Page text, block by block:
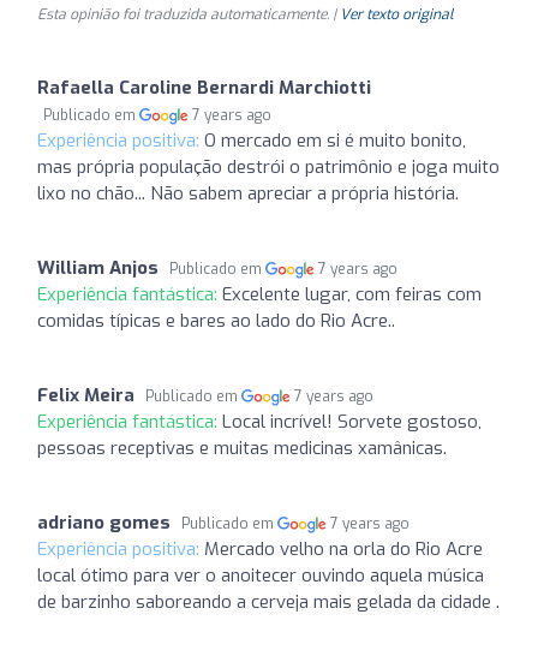
Esta opinião foi traduzida automaticamente. | Ver texto original
Rafaella Caroline Bernardi Marchiotti
Publicado em 7 years ago
Experiência positiva: O mercado em si é muito bonito,
mas própria população destrói o patrimônio e joga muito
lixo no chão... Não sabem apreciar a própria história.
William Anjos Publicado em 7 years ago
Experiência fantástica: Excelente lugar, com feiras com
comidas típicas e bares ao lado do Rio Acre..
Felix Meira Publicado em 7 years ago
Experiência fantástica: Local incrível! Sorvete gostoso,
pessoas receptivas e muitas medicinas xamânicas.
adriano gomes Publicado em 7 years ago
Experiência positiva: Mercado velho na orla do Rio Acre
local ótimo para ver o anoitecer ouvindo aquela música
de barzinho saboreando a cerveja mais gelada da cidade .